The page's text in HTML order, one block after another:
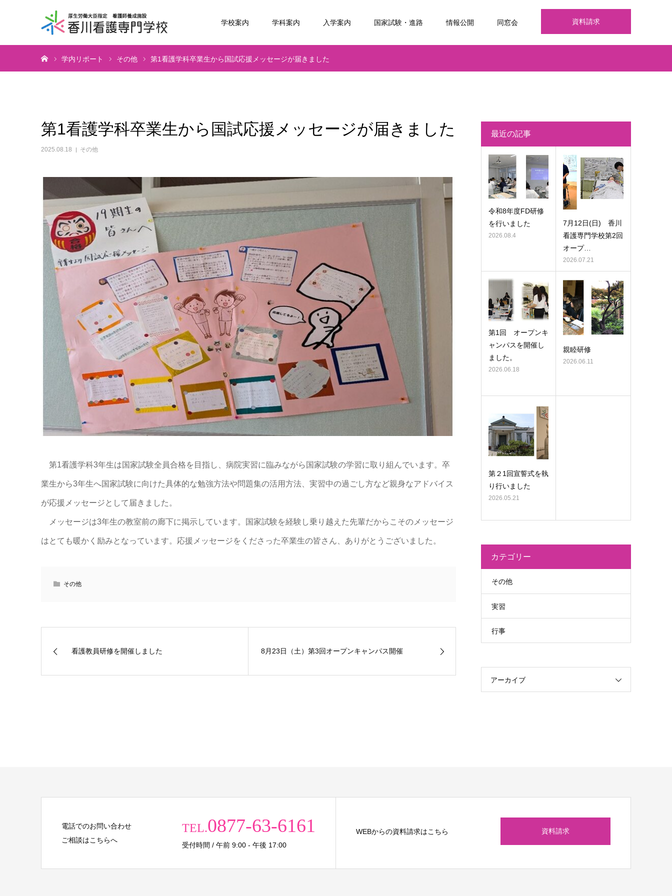
資料請求
学校案内 学科案内 入学案内 国家試験・進路 情報公開 同窓会
学内リポート その他 第1看護学科卒業生から国試応援メッセージが届きました
第1看護学科卒業生から国試応援メッセージが届きました
2025.08.18 その他
第1看護学科3年生は国家試験全員合格を目指し、病院実習に臨みながら国家試験の学習に取り組んでいます。卒
業生から3年生へ国家試験に向けた具体的な勉強方法や問題集の活用方法、実習中の過ごし方など親身なアドバイス
が応援メッセージとして届きました。
メッセージは3年生の教室前の廊下に掲示しています。国家試験を経験し乗り越えた先輩だからこそのメッセージ
はとても暖かく励みとなっています。応援メッセージをくださった卒業生の皆さん、ありがとうございました。
その他
看護教員研修を開催しました 8月23日（土）第3回オープンキャンパス開催
最近の記事
令和8年度FD研修
を行いました
2026.08.4
7月12日(日) 香川
看護専門学校第2回
オープ…
2026.07.21
第1回 オープンキ
ャンパスを開催し
ました。
2026.06.18
親睦研修
2026.06.11
第２1回宣誓式を執
り行いました
2026.05.21
カテゴリー
その他
実習
行事
アーカイブ
電話でのお問い合わせ
ご相談はこちらへ
TEL.0877-63-6161
受付時間 / 午前 9:00 - 午後 17:00
WEBからの資料請求はこちら 資料請求